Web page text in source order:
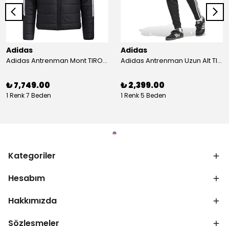
Adidas
Adidas Antrenman Mont TIRO24 WINT JKT IJ7388
₺ 7,749.00
1 Renk 7 Beden
Adidas
Adidas Antrenman Uzun Alt TIRO ES PNT JD0442
₺ 2,399.00
1 Renk 5 Beden
Kategoriler
Hesabım
Hakkımızda
Sözleşmeler